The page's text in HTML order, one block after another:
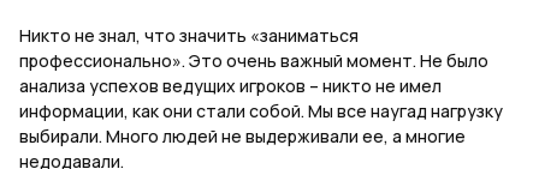
Никто не знал, что значить «заниматься
профессионально». Это очень важный момент. Не было
анализа успехов ведущих игроков – никто не имел
информации, как они стали собой. Мы все наугад нагрузку
выбирали. Много людей не выдерживали ее, а многие
недодавали.